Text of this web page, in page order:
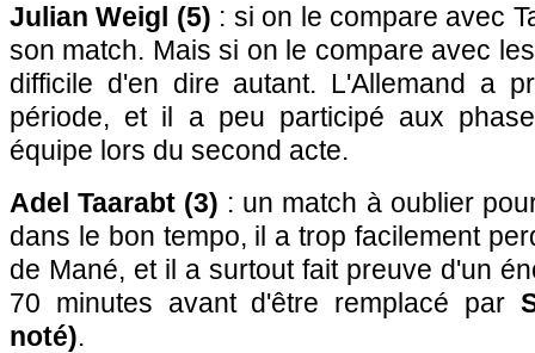
Julian Weigl (5) : si on le compare avec
son match. Mais si on le compare avec
difficile d'en dire autant. L'Allemand a
période, et il a peu participé aux
équipe lors du second acte.
Adel Taarabt (3) : un match à oublier
dans le bon tempo, il a trop facilement
de Mané, et il a surtout fait preuve d'un
70 minutes avant d'être remplacé par
noté).